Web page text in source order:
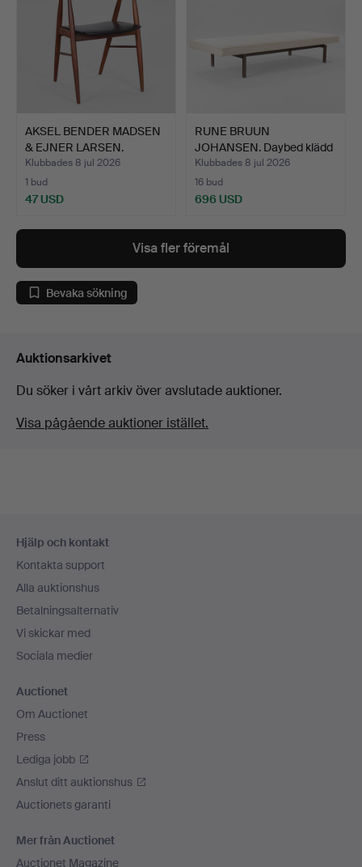
AKSEL BENDER MADSEN
& EJNER LARSEN.
TILLSK…
Klubbades 8 jul 2026
1 bud
47 USD
RUNE BRUUN
JOHANSEN. Daybed klädd
i knapps…
Klubbades 8 jul 2026
16 bud
696 USD
Visa fler föremål
Bevaka sökning
Auktionsarkivet
Du söker i vårt arkiv över avslutade auktioner.
Visa pågående auktioner istället.
Hjälp och kontakt
Kontakta support
Alla auktionshus
Betalningsalternativ
Vi skickar med
Sociala medier
Auctionet
Om Auctionet
Press
Lediga jobb
Anslut ditt auktionshus
Auctionets garanti
Mer från Auctionet
Auctionet Magazine